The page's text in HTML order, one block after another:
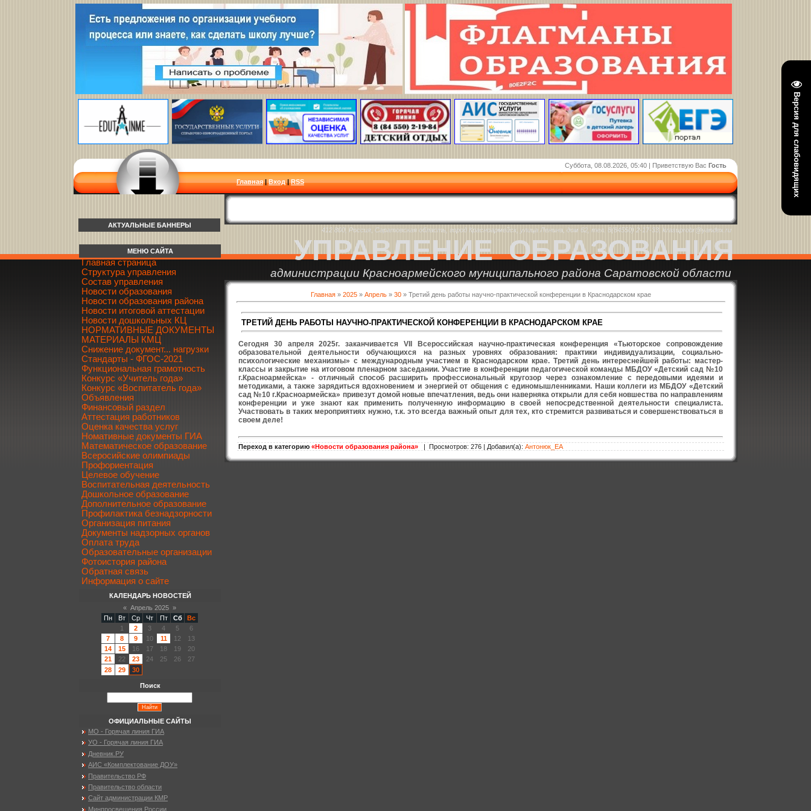
Версия для слабовидящих
Суббота, 08.08.2026, 05:40 | Приветствую Вас Гость
Главная |Вход|RSS
412 800, Россия, Саратовская область, город Красноармейск, улица Ленина, дом 62, тел. 8(84550) 2-17-33, krasuprobr@yandex.ru
УПРАВЛЕНИЕ ОБРАЗОВАНИЯ
администрации Красноармейского муниципального района Саратовской области
АКТУАЛЬНЫЕ БАННЕРЫ
Главная » 2025 » Апрель » 30 » Третий день работы научно-практической конференции в Краснодарском крае
ТРЕТИЙ ДЕНЬ РАБОТЫ НАУЧНО-ПРАКТИЧЕСКОЙ КОНФЕРЕНЦИИ В КРАСНОДАРСКОМ КРАЕ
Сегодня 30 апреля 2025г. заканчивается VII Всероссийская научно-практическая конференция «Тьюторское сопровождение
образовательной деятельности обучающихся на разных уровнях образования: практики индивидуализации, социально-
психологические механизмы» с международным участием в Краснодарском крае. Третий день интереснейшей работы: мастер-
классы и закрытие на итоговом пленарном заседании. Участие в конференции педагогической команды МБДОУ «Детский сад №10
г.Красноармейска» - отличный способ расширить профессиональный кругозор через ознакомление с передовыми идеями и
методиками, а также зарядиться вдохновением и энергией от общения с единомышленниками. Наши коллеги из МБДОУ «Детский
сад №10 г.Красноармейска» привезут домой новые впечатления, ведь они наверняка открыли для себя новшества по направлениям
конференции и уже знают как применить полученную информацию в своей непосредственной деятельности специалиста.
Участвовать в таких мероприятиях нужно, т.к. это всегда важный опыт для тех, кто стремится развиваться и совершенствоваться в
своем деле!
Переход в категорию «Новости образования района» | Просмотров: 276 | Добавил(а): Антонюк_ЕА
МЕНЮ САЙТА
Главная страница
Структура управления
Состав управления
Новости образования
Новости образования района
Новости итоговой аттестации
Новости дошкольных КЦ
НОРМАТИВНЫЕ ДОКУМЕНТЫ
МАТЕРИАЛЫ КМЦ
Снижение документ... нагрузки
Стандарты - ФГОС-2021
Функциональная грамотность
Конкурс «Учитель года»
Конкурс «Воспитатель года»
Объявления
Финансовый раздел
Аттестация работников
Оценка качества услуг
Номативные документы ГИА
Математическое образование
Всеросийские олимпиады
Профориентация
Целевое обучение
Воспитательная деятельность
Дошкольное образование
Дополнительное образование
Профилактика безнадзорности
Организация питания
Документы надзорных органов
Оплата труда
Образовательные организации
Фотоистория района
Обратная связь
Информация о сайте
КАЛЕНДАРЬ НОВОСТЕЙ
« Апрель 2025 »
Пн
Вт Ср Чт Пт Сб
Вс
1
2 3 4 5
6
7
8 9 10 11 12
13
14
15 16 17 18 19
20
21
22 23 24 25 26
27
28
29 30
Поиск
ОФИЦИАЛЬНЫЕ САЙТЫ
МО - Горячая линия ГИА
УО - Горячая линия ГИА
Дневник.РУ
АИС «Комплектование ДОУ»
Правительство РФ
Правительство области
Сайт администрации КМР
Минпросвещения России